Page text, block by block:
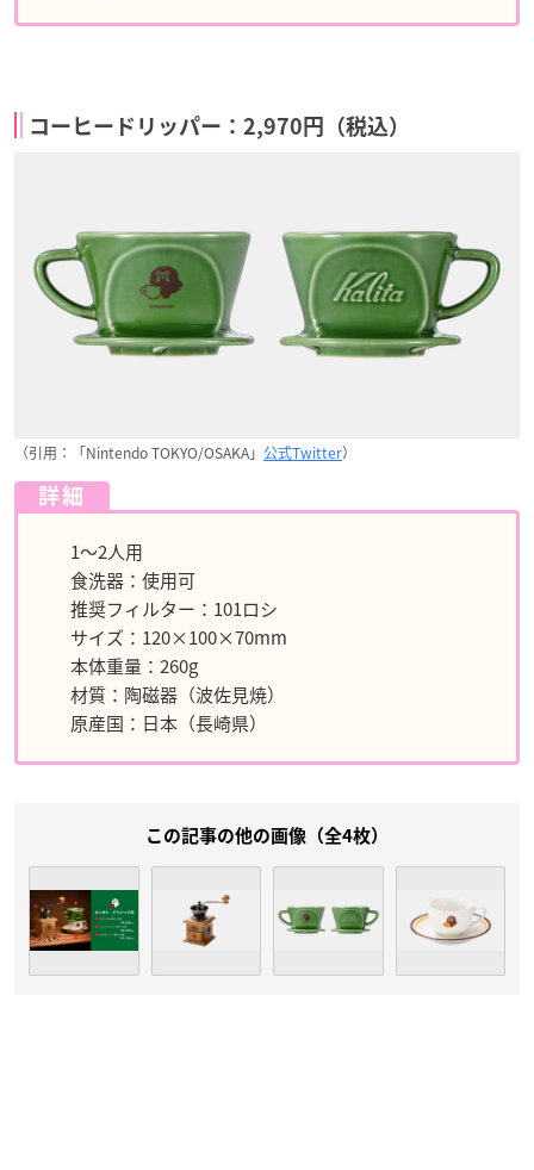
コーヒードリッパー：2,970円（税込）
（引用：「Nintendo TOKYO/OSAKA」 公式Twitter）
詳細
1～2人用
食洗器：使用可
推奨フィルター：101ロシ
サイズ：120×100×70mm
本体重量：260g
材質：陶磁器（波佐見焼）
原産国：日本（長崎県）
この記事の他の画像（全4枚）